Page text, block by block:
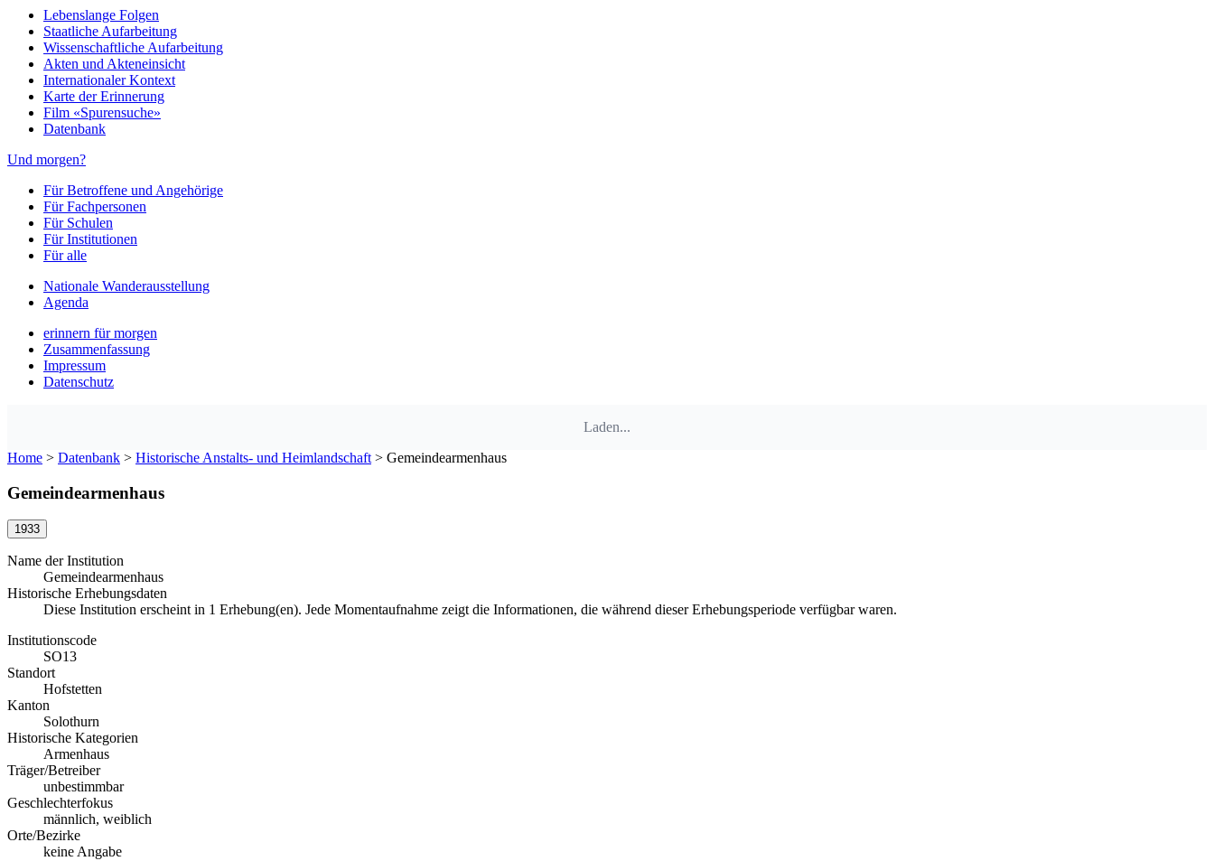
Lebenslange Folgen
Staatliche Aufarbeitung
Wissenschaftliche Aufarbeitung
Akten und Akteneinsicht
Internationaler Kontext
Karte der Erinnerung
Film «Spurensuche»
Datenbank
Und morgen?
Für Betroffene und Angehörige
Für Fachpersonen
Für Schulen
Für Institutionen
Für alle
Nationale Wanderausstellung
Agenda
erinnern für morgen
Zusammenfassung
Impressum
Datenschutz
Laden...
Home > Datenbank > Historische Anstalts- und Heimlandschaft > Gemeindearmenhaus
Gemeindearmenhaus
1933
Name der Institution
Gemeindearmenhaus
Historische Erhebungsdaten
Diese Institution erscheint in 1 Erhebung(en). Jede Momentaufnahme zeigt die Informationen, die während dieser Erhebungsperiode verfügbar waren.
Institutionscode
SO13
Standort
Hofstetten
Kanton
Solothurn
Historische Kategorien
Armenhaus
Träger/Betreiber
unbestimmbar
Geschlechterfokus
männlich, weiblich
Orte/Bezirke
keine Angabe